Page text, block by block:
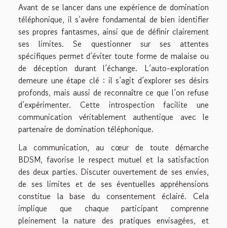
Avant de se lancer dans une expérience de domination
téléphonique, il s’avère fondamental de bien identifier
ses propres fantasmes, ainsi que de définir clairement
ses limites. Se questionner sur ses attentes
spécifiques permet d’éviter toute forme de malaise ou
de déception durant l’échange. L’auto-exploration
demeure une étape clé : il s’agit d’explorer ses désirs
profonds, mais aussi de reconnaître ce que l’on refuse
d’expérimenter. Cette introspection facilite une
communication véritablement authentique avec le
partenaire de domination téléphonique.
La communication, au cœur de toute démarche
BDSM, favorise le respect mutuel et la satisfaction
des deux parties. Discuter ouvertement de ses envies,
de ses limites et de ses éventuelles appréhensions
constitue la base du consentement éclairé. Cela
implique que chaque participant comprenne
pleinement la nature des pratiques envisagées, et